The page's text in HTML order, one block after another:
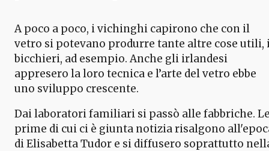
A poco a poco, i vichinghi capirono che con il
vetro si potevano produrre tante altre cose utili,
bicchieri, ad esempio. Anche gli irlandesi
appresero la loro tecnica e l’arte del vetro ebbe
uno sviluppo crescente.
Dai laboratori familiari si passò alle fabbriche.
prime di cui ci è giunta notizia risalgono
di Elisabetta Tudor e si diffusero soprattutto